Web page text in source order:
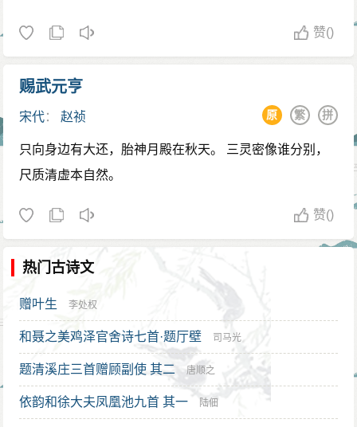
赞()
赐武元亨
宋代：赵祯 拼
繁
原
只向身边有大还，胎神月殿在秋天。 三灵密像谁分别，
尺质清虚本自然。
赞()
热门古诗文
赠叶生 李处权
和聂之美鸡泽官舍诗七首·题厅壁 司马光
题清溪庄三首赠顾副使 其二 唐顺之
依韵和徐大夫凤凰池九首 其一 陆佃